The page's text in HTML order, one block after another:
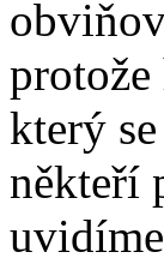
který
někteří